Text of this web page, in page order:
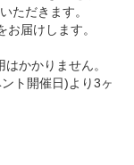
ただきます。
届けします。
かかりません。
ト開催日)より3ヶ